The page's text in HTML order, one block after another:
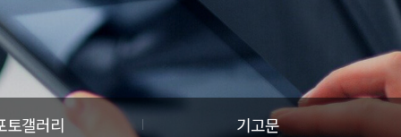
토갤러리 기고문